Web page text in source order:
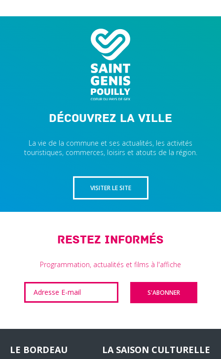
Découvrez la ville
La vie de la commune et ses actualités, les activités
touristiques, commerces, loisirs et atouts de la région.
VISITER LE SITE
Restez informés
Programmation, actualités et films à l'affiche
LE BORDEAU LA SAISON CULTURELLE